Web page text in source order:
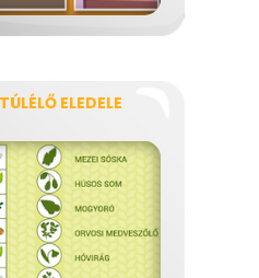
ELEDELE